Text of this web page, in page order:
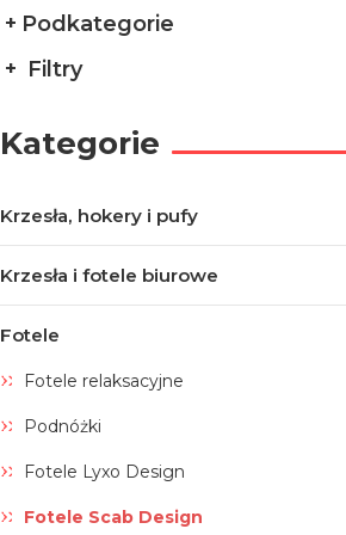
Podkategorie
Filtry
Kategorie
Krzesła, hokery i pufy
Krzesła i fotele biurowe
Fotele
Fotele relaksacyjne
Podnóżki
Fotele Lyxo Design
Fotele Scab Design